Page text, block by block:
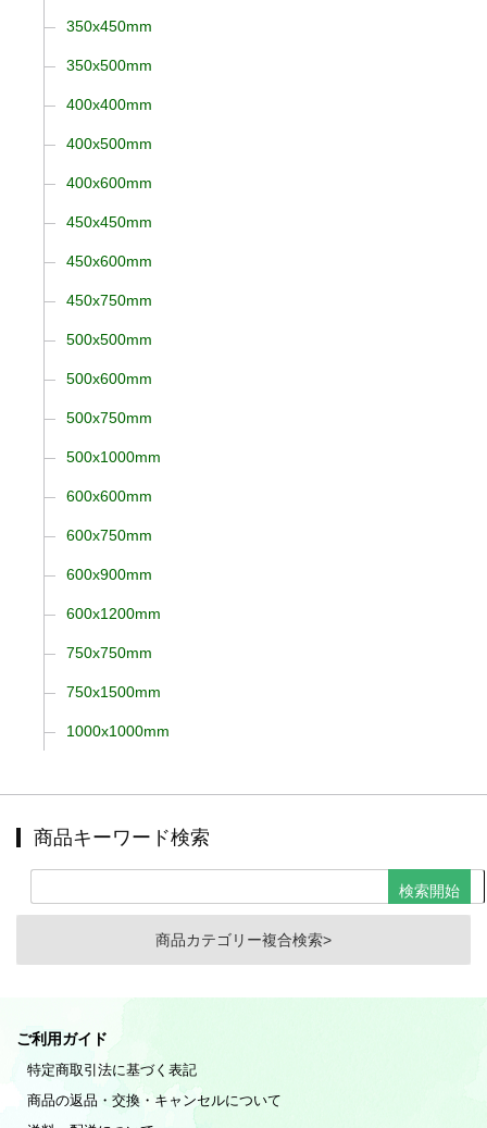
350x450mm
350x500mm
400x400mm
400x500mm
400x600mm
450x450mm
450x600mm
450x750mm
500x500mm
500x600mm
500x750mm
500x1000mm
600x600mm
600x750mm
600x900mm
600x1200mm
750x750mm
750x1500mm
1000x1000mm
商品キーワード検索
商品カテゴリー複合検索>
ご利用ガイド
特定商取引法に基づく表記
商品の返品・交換・キャンセルについて